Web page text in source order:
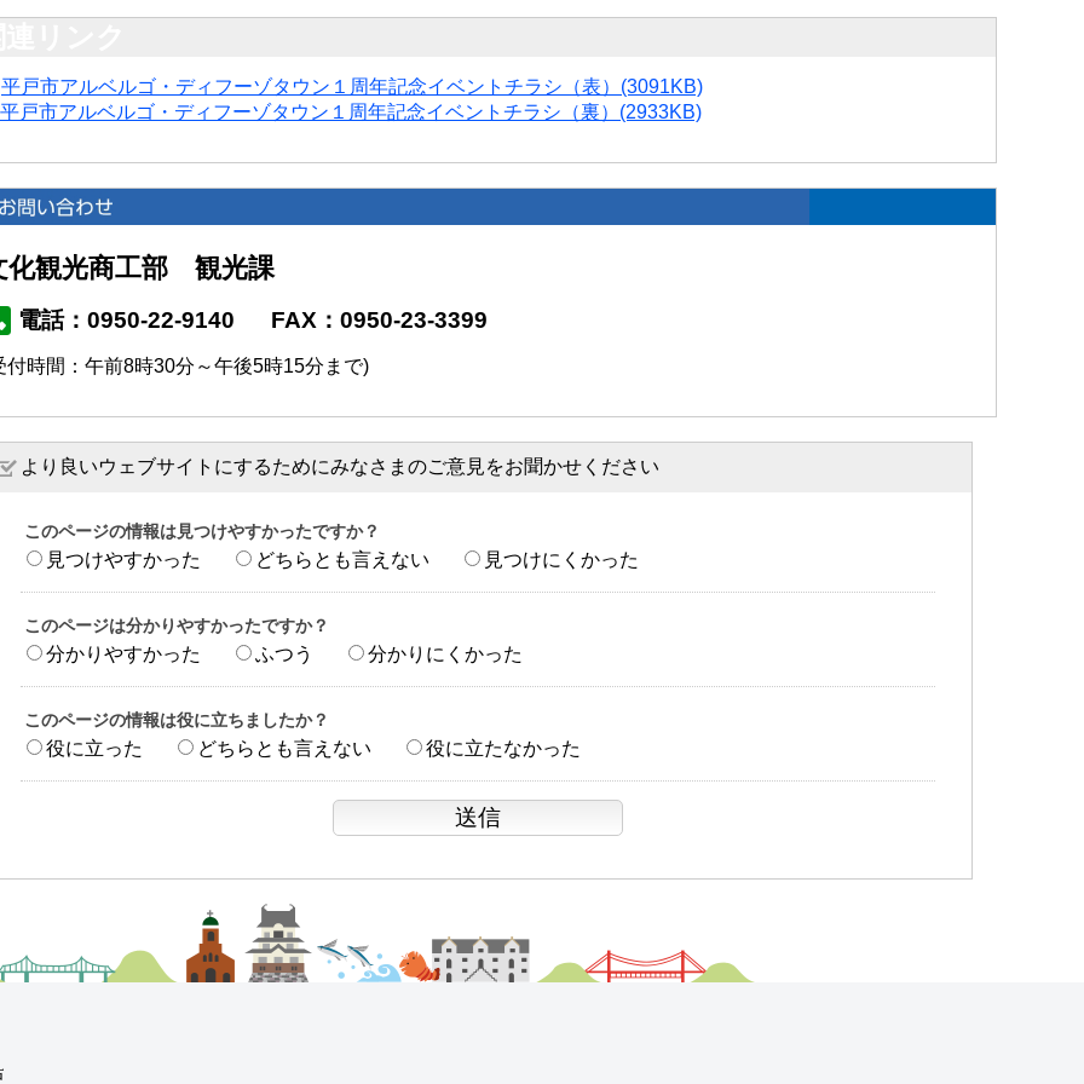
平戸市アルベルゴ・ディフーゾタウン１周年記念イベントチラシ（表） (3091KB)
平戸市アルベルゴ・ディフーゾタウン１周年記念イベントチラシ（裏） (2933KB)
化観光商工部 観光課
電話：0950-22-9140 FAX：0950-23-3399
付時間：午前8時30分～午後5時15分まで)
より良いウェブサイトにするためにみなさまのご意見をお聞かせください
このページの情報は見つけやすかったですか？
見つけやすかった どちらとも言えない 見つけにくかった
このページは分かりやすかったですか？
分かりやすかった ふつう 分かりにくかった
このページの情報は役に立ちましたか？
役に立った どちらとも言えない 役に立たなかった